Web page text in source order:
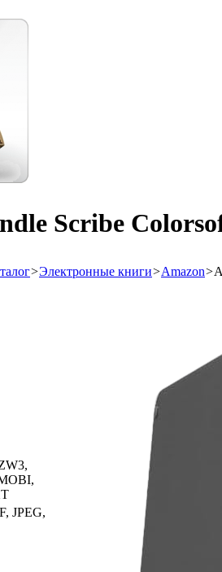
Scribe
>Электронные книги>Amazon>
JPEG,